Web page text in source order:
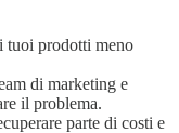
tuoi prodotti meno
di marketing e
il problema.
parte di costi e